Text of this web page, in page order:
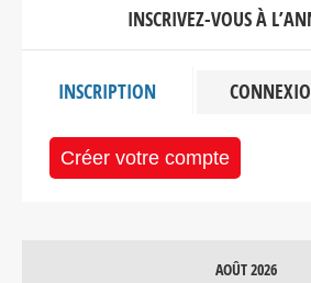
INSCRIVEZ-VOUS À
INSCRIPTION
Créer votre compte
AOÛT 2026